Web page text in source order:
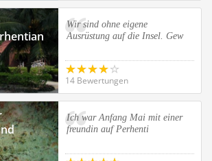
Wir sind ohne eigene
Ausrüstung auf die Insel. Gew
14 Bewertungen
Ich war Anfang Mai mit einer
freundin auf Perhenti